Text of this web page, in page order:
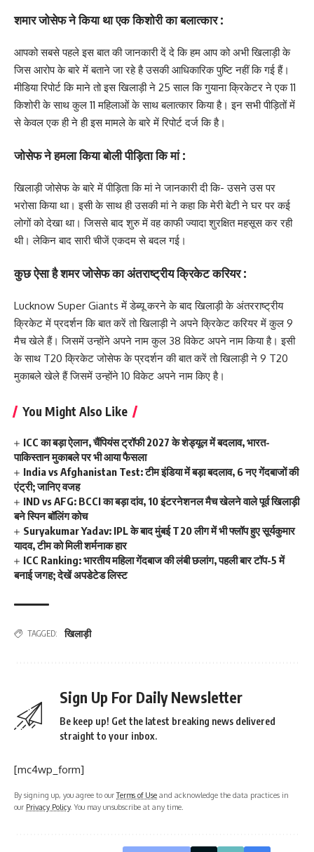
शमार जोसेफ ने किया था एक किशोरी का बलात्कार :
आपको सबसे पहले इस बात की जानकारी दें दे कि हम आप को अभी खिलाड़ी के
जिस आरोप के बारे में बताने जा रहे है उसकी आधिकारिक पुष्टि नहीं कि गई हैं।
मीडिया रिपोर्ट कि माने तो इस खिलाड़ी ने 25 साल कि गुयाना क्रिकेटर ने एक 11
किशोरी के साथ कुल 11 महिलाओं के साथ बलात्कार किया है। इन सभी पीड़ितों में
से केवल एक ही ने ही इस मामले के बारे में रिपोर्ट दर्ज कि है।
जोसेफ ने हमला किया बोली पीड़िता कि मां :
खिलाड़ी जोसेफ के बारे में पीड़िता कि मां ने जानकारी दी कि- उसने उस पर
भरोसा किया था। इसी के साथ ही उसकी मां ने कहा कि मेरी बेटी ने घर पर कई
लोगों को देखा था। जिससे बाद शुरु में वह काफी ज्यादा शुरक्षित महसूस कर रही
थी। लेकिन बाद सारी चीजें एकदम से बदल गई।
कुछ ऐसा है शमर जोसेफ का अंतराष्ट्रीय क्रिकेट करियर :
Lucknow Super Giants में डेब्यू करने के बाद खिलाड़ी के अंतरराष्ट्रीय
क्रिकेट में प्रदर्शन कि बात करें तो खिलाड़ी ने अपने क्रिकेट करियर में कुल 9
मैच खेले हैं। जिसमें उन्होंने अपने नाम कुल 38 विकेट अपने नाम किया है। इसी
के साथ T20 क्रिकेट जोसेफ के प्रदर्शन की बात करें तो खिलाड़ी ने 9 T20
मुकाबले खेले हैं जिसमें उन्होंने 10 विकेट अपने नाम किए है।
You Might Also Like
ICC का बड़ा ऐलान, चैंपियंस ट्रॉफी 2027 के शेड्यूल में बदलाव, भारत-
पाकिस्तान मुकाबले पर भी आया फैसला
India vs Afghanistan Test: टीम इंडिया में बड़ा बदलाव, 6 नए गेंदबाजों की
एंट्री; जानिए वजह
IND vs AFG: BCCI का बड़ा दांव, 10 इंटरनेशनल मैच खेलने वाले पूर्व खिलाड़ी
बने स्पिन बॉलिंग कोच
Suryakumar Yadav: IPL के बाद मुंबई T20 लीग में भी फ्लॉप हुए सूर्यकुमार
यादव, टीम को मिली शर्मनाक हार
ICC Ranking: भारतीय महिला गेंदबाज की लंबी छलांग, पहली बार टॉप-5 में
बनाई जगह; देखें अपडेटेड लिस्ट
TAGGED: खिलाड़ी
Sign Up For Daily Newsletter
Be keep up! Get the latest breaking news delivered
straight to your inbox.
[mc4wp_form]
By signing up, you agree to ourTerms of Use and acknowledge the data practices in
our Privacy Policy. You may unsubscribe at any time.